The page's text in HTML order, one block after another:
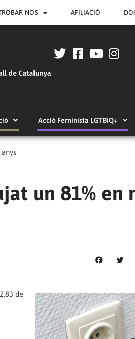
NOS AFILIACIÓ
Acció Feminista LGTBIQ+
un 81% en
de